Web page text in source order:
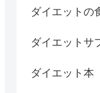
ダイエットの
ダイエットサ
ダイエット本